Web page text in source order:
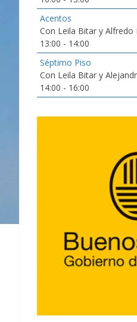
Acentos
Con Leila Bitar y Alfredo
13:00 - 14:00
Séptimo Piso
Con Leila Bitar y
14:00 - 16:00